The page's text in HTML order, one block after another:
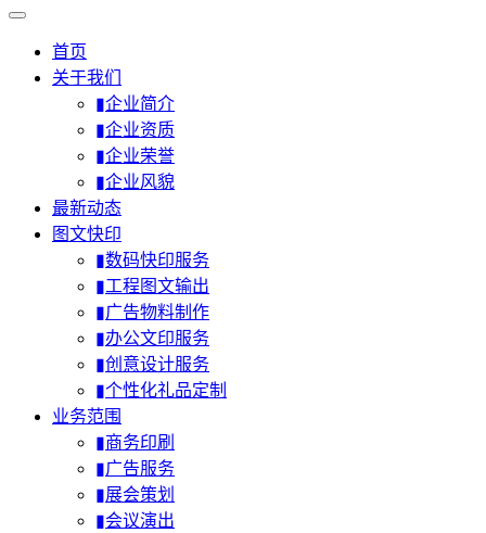
首页
关于我们
▮企业简介
▮企业资质
▮企业荣誉
▮企业风貌
最新动态
图文快印
▮数码快印服务
▮工程图文输出
▮广告物料制作
▮办公文印服务
▮创意设计服务
▮个性化礼品定制
业务范围
▮商务印刷
▮广告服务
▮展会策划
▮会议演出